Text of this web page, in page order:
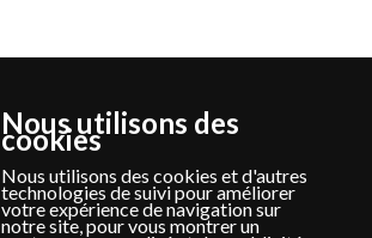
Nous utilisons des
cookies
Nous utilisons des cookies et d'autres
technologies de suivi pour améliorer
votre expérience de navigation sur
notre site, pour vous montrer un